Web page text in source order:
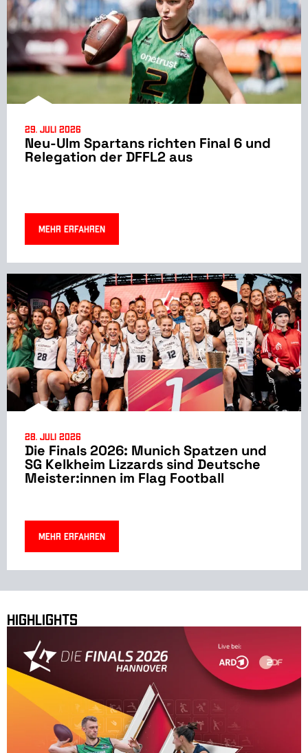
29. Juli 2026
Neu-Ulm Spartans richten Final 6 und
Relegation der DFFL2 aus
Mehr erfahren
28. Juli 2026
Die Finals 2026: Munich Spatzen und
SG Kelkheim Lizzards sind Deutsche
Meister:innen im Flag Football
Mehr erfahren
Highlights